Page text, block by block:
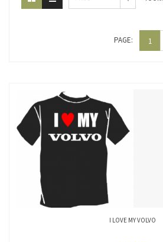
PAGE: 1
I LOVE MY VOLVO